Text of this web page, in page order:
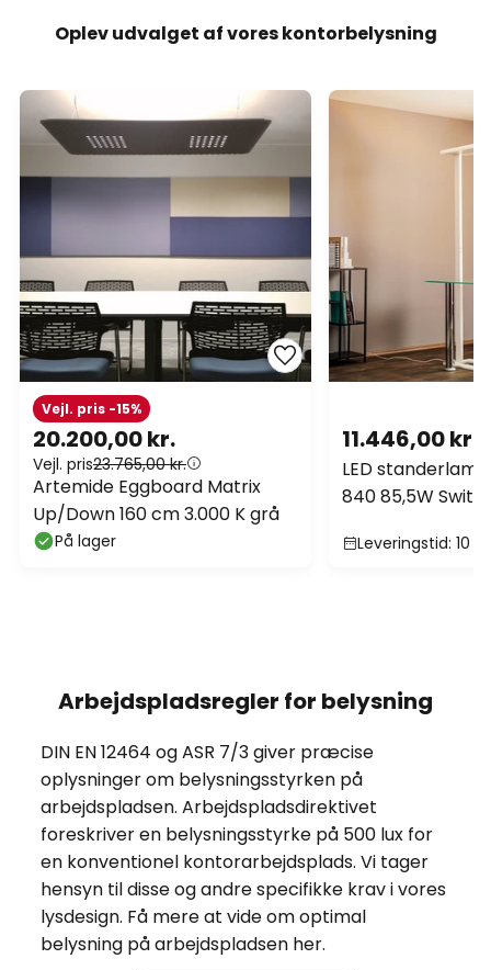
Oplev udvalget af vores kontorbelysning
20.200,00 kr.
Vejl. pris23.765,00 kr.
Vejl. pris -15%
Artemide Eggboard Matrix
Up/Down 160 cm 3.000 K grå
På lager
11.446,00 kr.
LED
840 85,5W
Leveringstid: 10 -
Arbejdspladsregler for belysning
DIN EN 12464 og ASR 7/3 giver præcise
oplysninger om belysningsstyrken på
arbejdspladsen. Arbejdspladsdirektivet
foreskriver en belysningsstyrke på 500 lux for
en konventionel kontorarbejdsplads. Vi tager
hensyn til disse og andre specifikke krav i vores
lysdesign. Få mere at vide om optimal
belysning på arbejdspladsen her.